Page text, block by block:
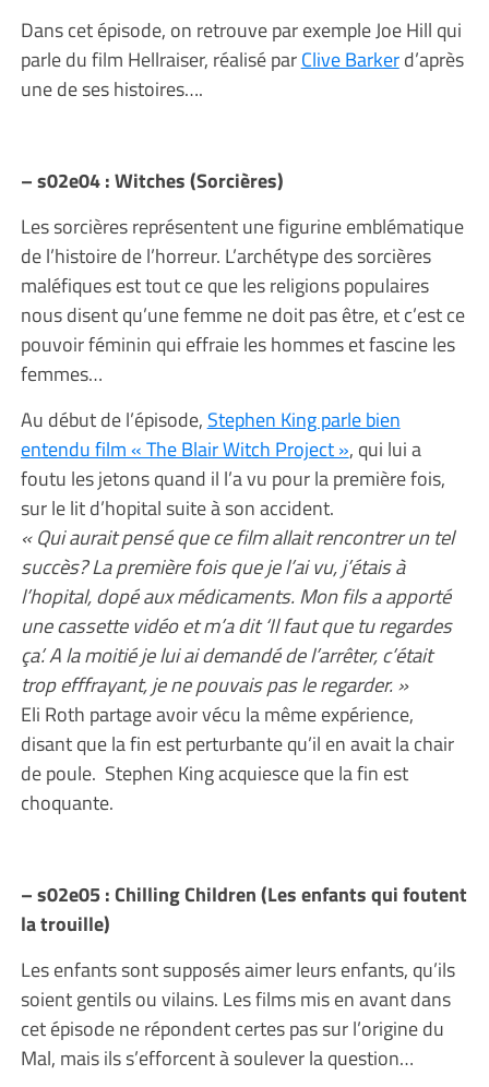
Dans cet épisode, on retrouve par exemple Joe Hill qui
parle du film Hellraiser, réalisé parClive Barkerd’après
une de ses histoires….
– s02e04 : Witches (Sorcières)
Les sorcières représentent une figurine emblématique
de l’histoire de l’horreur. L’archétype des sorcières
maléfiques est tout ce que les religions populaires
nous disent qu’une femme ne doit pas être, et c’est ce
pouvoir féminin qui effraie les hommes et fascine les
femmes…
Au début de l’épisode, Stephen King parle bien
entendu film « The Blair Witch Project », qui lui a
foutu les jetons quand il l’a vu pour la première fois,
sur le lit d’hopital suite à son accident.
« Qui aurait pensé que ce film allait rencontrer un tel
succès? La première fois que je l’ai vu, j’étais à
l’hopital, dopé aux médicaments. Mon fils a apporté
une cassette vidéo et m’a dit ‘Il faut que tu regardes
ça’. A la moitié je lui ai demandé de l’arrêter, c’était
trop efffrayant, je ne pouvais pas le regarder. »
Eli Roth partage avoir vécu la même expérience,
disant que la fin est perturbante qu’il en avait la chair
de poule. Stephen King acquiesce que la fin est
choquante.
– s02e05 : Chilling Children (Les enfants qui foutent
la trouille)
Les enfants sont supposés aimer leurs enfants, qu’ils
soient gentils ou vilains. Les films mis en avant dans
cet épisode ne répondent certes pas sur l’origine du
Mal, mais ils s’efforcent à soulever la question…